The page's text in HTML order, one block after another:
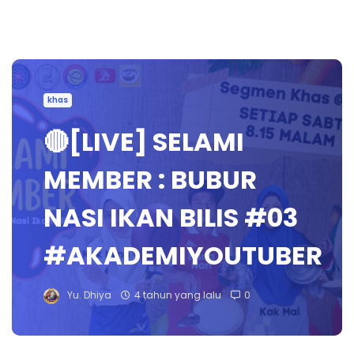
khas
🔴[LIVE] SELAMI
MEMBER : BUBUR
NASI IKAN BILIS #03
#AKADEMIYOUTUBER
Yu. Dhiya 4 tahun yang lalu 0